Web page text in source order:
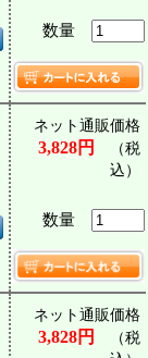
数量
ネット通販価格
3,828円
（税
込）
数量
ネット通販価格
3,828円
（税